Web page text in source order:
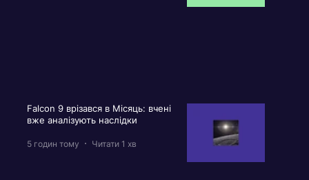
Falcon 9 врізався в Місяць: вчені
вже аналізують наслідки
5 годин тому Читати 1 хв